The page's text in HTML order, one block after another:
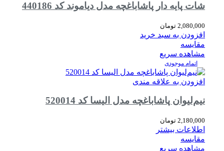
شات پایه دار پاشاباغچه مدل دیاموند کد 440186
2,080,000 تومان
افزودن به سبد خرید
مقایسه
مشاهده سریع
اتمام موجودی
افزودن به علاقه مندی
نیم‌لیوان پاشاباغچه مدل الیسا کد 520014
2,180,000 تومان
اطلاعات بیشتر
مقایسه
مشاهده سریع